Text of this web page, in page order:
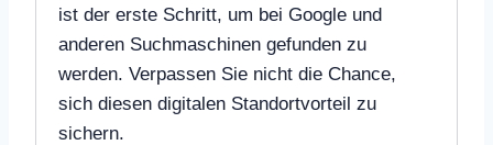
ist der erste Schritt, um bei Google und
anderen Suchmaschinen gefunden zu
werden. Verpassen Sie nicht die Chance,
sich diesen digitalen Standortvorteil zu
sichern.